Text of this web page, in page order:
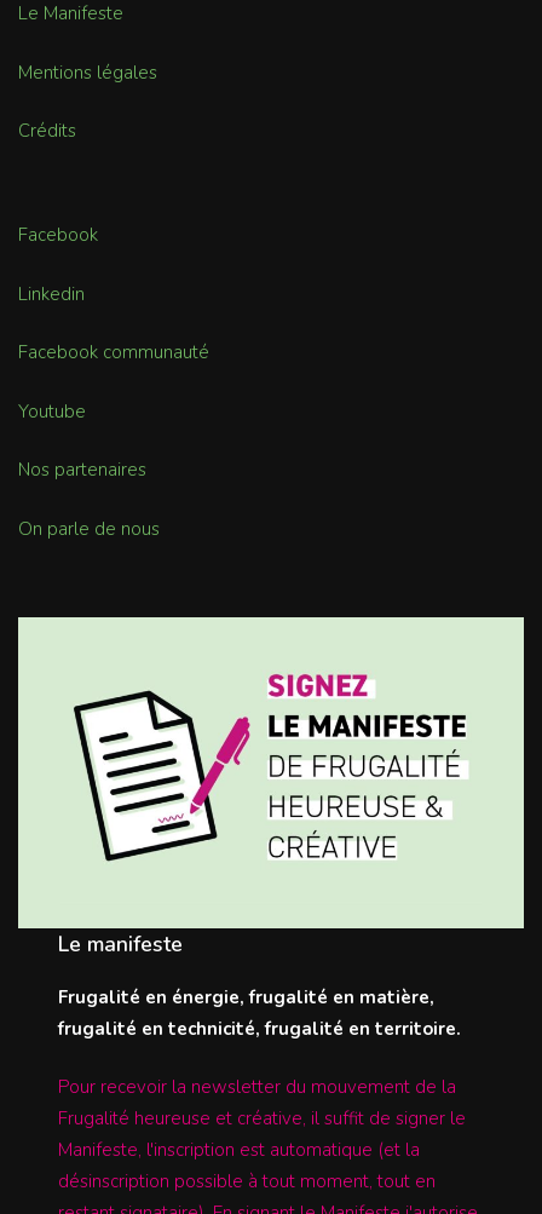
Le Manifeste
Mentions légales
Crédits
Facebook
Linkedin
Facebook communauté
Youtube
Nos partenaires
On parle de nous
Le manifeste
Frugalité en énergie, frugalité en matière,
frugalité en technicité, frugalité en territoire.
Pour recevoir la newsletter du mouvement de la
Frugalité heureuse et créative, il suffit de signer le
Manifeste, l'inscription est automatique (et la
désinscription possible à tout moment, tout en